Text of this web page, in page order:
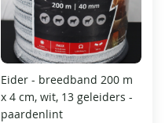
Eider - breedband 200 m
x 4 cm, wit, 13 geleiders -
paardenlint